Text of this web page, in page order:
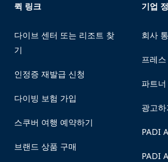
퀵 링크
다이브 센터 또는 리조트 찾
기
인정증 재발급 신청
다이빙 보험 가입
스쿠버 여행 예약하기
브랜드 상품 구매
기업
회사
프레스
파트너
광고하
PADI
PADI